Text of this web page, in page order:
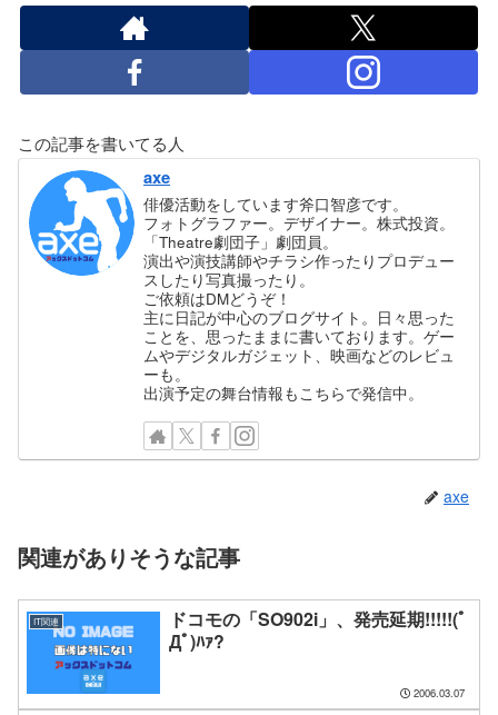
この記事を書いてる人
axe
俳優活動をしています斧口智彦です。
フォトグラファー。デザイナー。株式投資。
「Theatre劇団子」劇団員。
演出や演技講師やチラシ作ったりプロデュー
スしたり写真撮ったり。
ご依頼はDMどうぞ！
主に日記が中心のブログサイト。日々思った
ことを、思ったままに書いております。ゲー
ムやデジタルガジェット、映画などのレビュ
ーも。
出演予定の舞台情報もこちらで発信中。
axe
関連がありそうな記事
IT関連
ドコモの「SO902i」、発売延期!!!!!(ﾟ
Дﾟ)ﾊｧ?
2006.03.07